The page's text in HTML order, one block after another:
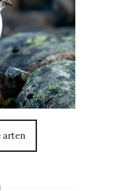
arten